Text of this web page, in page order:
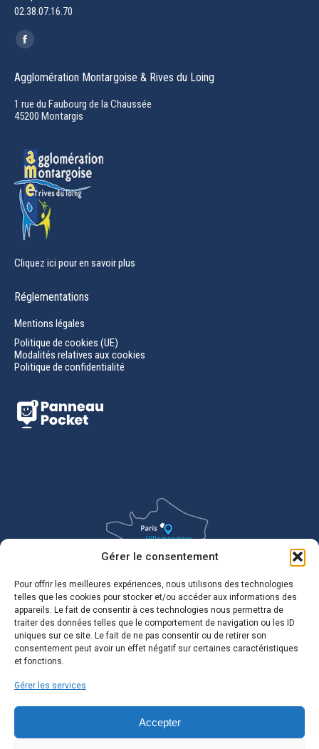
Gérer le consentement
Pour offrir les meilleures expériences, nous utilisons des technologies
telles que les cookies pour stocker et/ou accéder aux informations des
appareils. Le fait de consentir à ces technologies nous permettra de
traiter des données telles que le comportement de navigation ou les ID
uniques sur ce site. Le fait de ne pas consentir ou de retirer son
consentement peut avoir un effet négatif sur certaines caractéristiques
et fonctions.
Gérer les services
Accepter
02.38.07.16.70
Trouvez nous sur :
Facebook
opens
in
new
Agglomération Montargoise & Rives du Loing
1 rue du Faubourg de la Chaussée
45200 Montargis
Cliquez ici pour en savoir plus
Réglementations
Mentions légales
Politique de cookies (UE)
Modalités relatives aux cookies
Politique de confidentialité